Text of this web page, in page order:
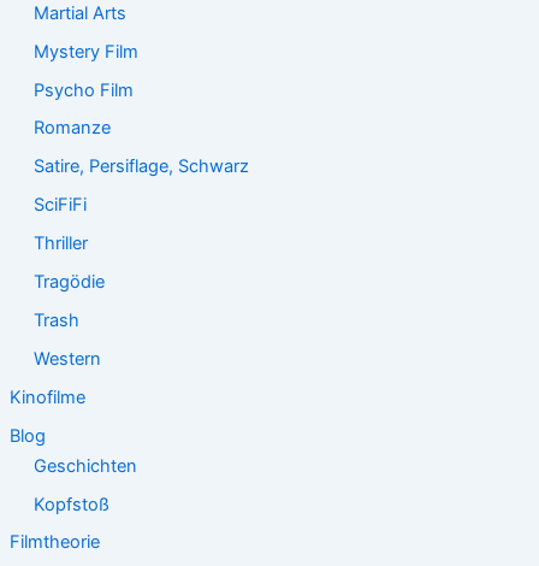
Martial Arts
Mystery Film
Psycho Film
Romanze
Satire, Persiflage, Schwarz
SciFiFi
Thriller
Tragödie
Trash
Western
Kinofilme
Blog
Geschichten
Kopfstoß
Filmtheorie